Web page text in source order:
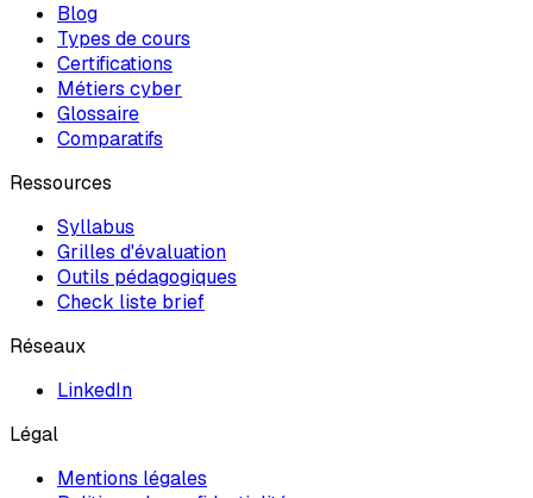
Blog
Types de cours
Certifications
Métiers cyber
Glossaire
Comparatifs
Ressources
Syllabus
Grilles d'évaluation
Outils pédagogiques
Check liste brief
Réseaux
LinkedIn
Légal
Mentions légales